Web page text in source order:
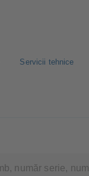
Servicii tehnice